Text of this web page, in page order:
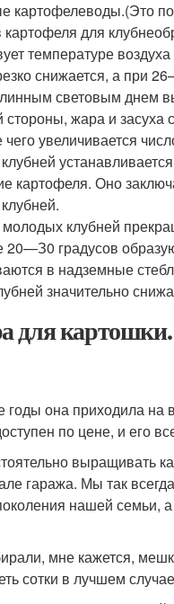
картофелеводы.(Это
для
температуре
снижается, а при
световым днем
стороны, жара и
увеличивается
картофеля. Оно
клубней
градусов
в надземные
значительно
для
она приходила
по цене, и его
выращивать
гаража. Мы так
нашей семьи,
мне кажется,
сотки в лучшем